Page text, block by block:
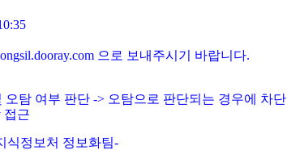
으로 보내주시기 바랍니다.
오탐 여부 판단 -> 오탐으로 판단되는 경우에 차단
접근
식정보처 정보화팀-